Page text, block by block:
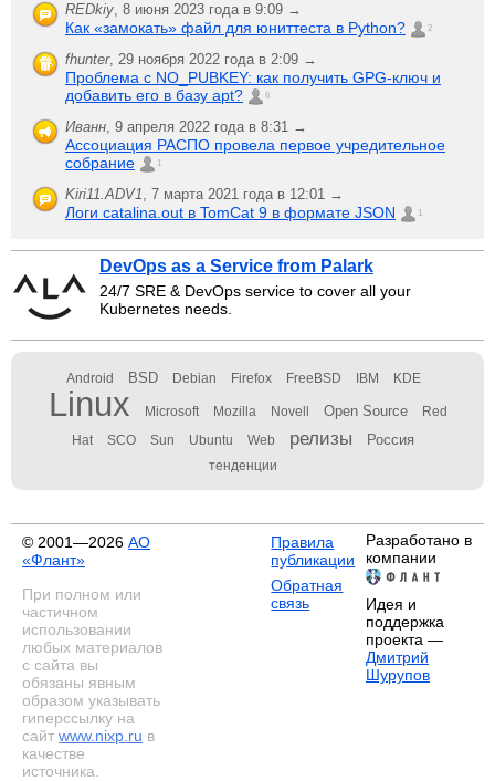
REDkiy, 8 июня 2023 года в 9:09 →
Как «замокать» файл для юниттеста в Python? 2
fhunter, 29 ноября 2022 года в 2:09 →
Проблема с NO_PUBKEY: как получить GPG-ключ и
добавить его в базу apt?
6
Иванн, 9 апреля 2022 года в 8:31 →
Ассоциация РАСПО провела первое учредительное
собрание
1
Kiri11.ADV1, 7 марта 2021 года в 12:01 →
Логи catalina.out в TomCat 9 в формате JSON 1
DevOps as a Service from Palark
24/7 SRE & DevOps service to cover all your
Kubernetes needs.
Android BSD Debian Firefox FreeBSD IBM KDE
Linux Microsoft Mozilla Novell Open Source Red
Hat SCO Sun Ubuntu Web релизы Россия
тенденции
© 2001—2026 АО
«Флант»
При полном или
частичном
использовании
любых материалов
с сайта вы
обязаны явным
образом указывать
гиперссылку на
сайт www.nixp.ru в
качестве
источника.
Правила
публикации
Обратная
связь
Разработано в
компании
Идея и
поддержка
проекта —
Дмитрий
Шурупов